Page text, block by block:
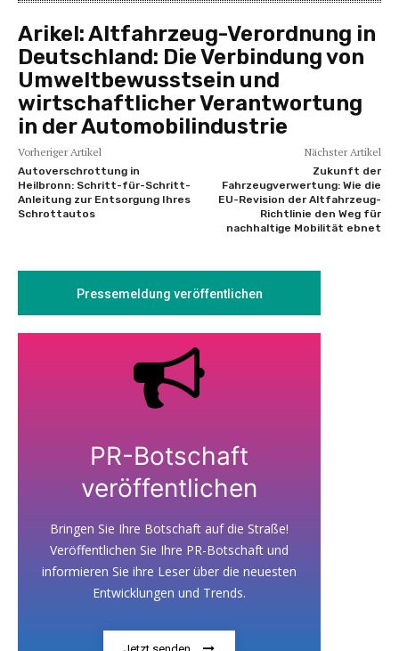
Arikel:Altfahrzeug-Verordnung in
Deutschland: Die Verbindung von
Umweltbewusstsein und
wirtschaftlicher Verantwortung
in der Automobilindustrie
Vorheriger Artikel
Autoverschrottung in
Heilbronn: Schritt-für-Schritt-
Anleitung zur Entsorgung Ihres
Schrottautos
Nächster Artikel
Zukunft der
Fahrzeugverwertung: Wie die
EU-Revision der Altfahrzeug-
Richtlinie den Weg für
nachhaltige Mobilität ebnet
Pressemeldung veröffentlichen
PR-Botschaft
veröffentlichen
Bringen Sie Ihre Botschaft auf die Straße!
Veröffentlichen Sie Ihre PR-Botschaft und
informieren Sie ihre Leser über die neuesten
Entwicklungen und Trends.
Jetzt senden